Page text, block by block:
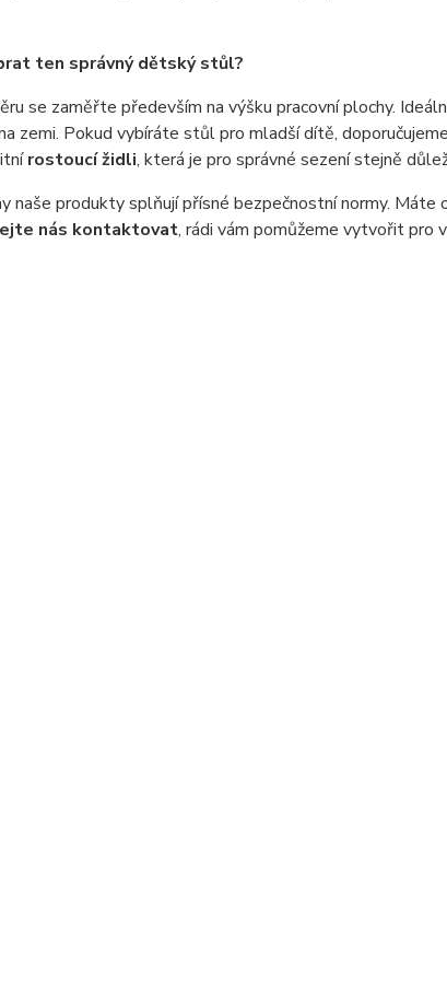
ten správný dětský stůl?
se zaměřte především na výšku pracovní plochy.
zemi. Pokud vybíráte stůl pro mladší dítě,
rostoucí židli, která je pro správné sezení stejně
naše produkty splňují přísné bezpečnostní normy.
nás kontaktovat, rádi vám pomůžeme vytvořit pro